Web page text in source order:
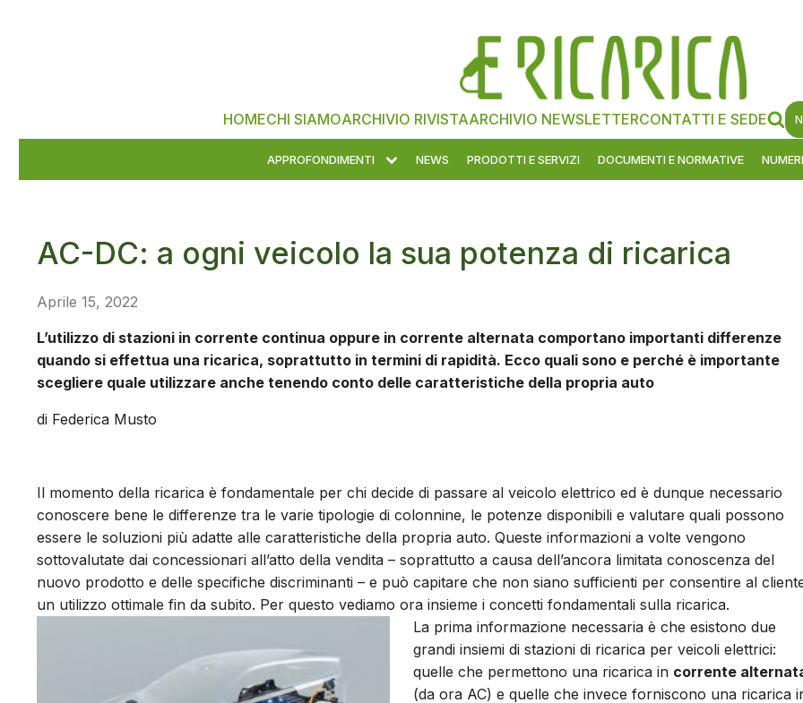
HOMECHI SIAMOARCHIVIO RIVISTAARCHIVIO NEWSLETTERCONTATTI E SEDE
APPROFONDIMENTI NEWS PRODOTTI E SERVIZI DOCUMENTI E NORMATIVE
AC-DC: a ogni veicolo la sua potenza di ricarica
Aprile 15, 2022
L’utilizzo di stazioni in corrente continua oppure in corrente alternata comportano importanti differenze
quando si effettua una ricarica, soprattutto in termini di rapidità. Ecco quali sono e perché è importante
scegliere quale utilizzare anche tenendo conto delle caratteristiche della propria auto
di Federica Musto
Il momento della ricarica è fondamentale per chi decide di passare al veicolo elettrico ed è dunque necessario
conoscere bene le differenze tra le varie tipologie di colonnine, le potenze disponibili e valutare quali possono
essere le soluzioni più adatte alle caratteristiche della propria auto. Queste informazioni a volte vengono
sottovalutate dai concessionari all’atto della vendita – soprattutto a causa dell’ancora limitata conoscenza del
nuovo prodotto e delle specifiche discriminanti – e può capitare che non siano sufficienti per consentire al
un utilizzo ottimale fin da subito. Per questo vediamo ora insieme i concetti fondamentali sulla ricarica.
La prima informazione necessaria è che esistono due
grandi insiemi di stazioni di ricarica per veicoli elettrici:
quelle che permettono una ricarica in corrente
(da ora AC) e quelle che invece forniscono una ricarica